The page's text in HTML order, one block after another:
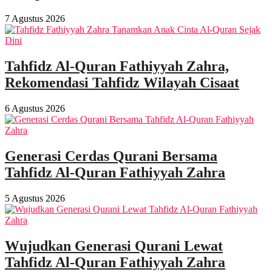
7 Agustus 2026
Tahfidz Al-Quran Fathiyyah Zahra,
Rekomendasi Tahfidz Wilayah Cisaat
6 Agustus 2026
Generasi Cerdas Qurani Bersama
Tahfidz Al-Quran Fathiyyah Zahra
5 Agustus 2026
Wujudkan Generasi Qurani Lewat
Tahfidz Al-Quran Fathiyyah Zahra